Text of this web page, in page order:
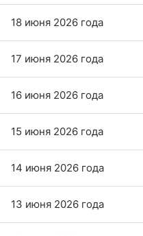
18 июня 2026 года
17 июня 2026 года
16 июня 2026 года
15 июня 2026 года
14 июня 2026 года
13 июня 2026 года